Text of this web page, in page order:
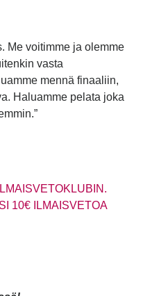
Me voitimme ja olemme
vasta
mennä finaaliin,
Haluamme pelata joka
10€ ILMAISVETOA